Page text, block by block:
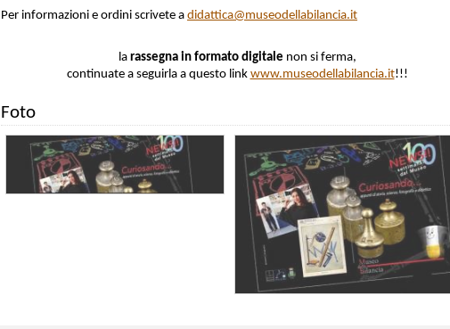
Per informazioni e ordini scrivete a didattica@museodellabilancia.it
la rassegna in formato digitale non si ferma,
continuate a seguirla a questo link www.museodellabilancia.it!!!
Foto